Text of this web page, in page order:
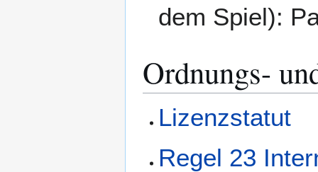
dem Spiel):
Ordnungs-
Lizenzstatut
Regel 23